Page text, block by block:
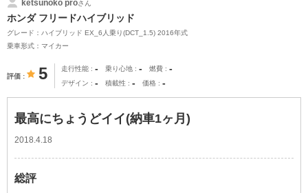
ketsunoko proさん
ホンダ フリードハイブリッド
グレード：ハイブリッド EX_6人乗り(DCT_1.5) 2016年式
乗車形式：マイカー
評価 5 走行性能 - 乗り心地 - 燃費 -
デザイン - 積載性 - 価格 -
最高にちょうどイイ(納車1ヶ月)
2018.4.18
総評